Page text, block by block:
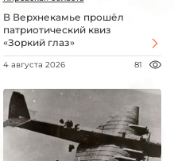
В Верхнекамье прошёл
патриотический квиз
«Зоркий глаз»
4 августа 2026 81